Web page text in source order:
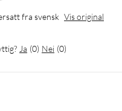
fra svensk Vis original
Ja (0) Nei (0)